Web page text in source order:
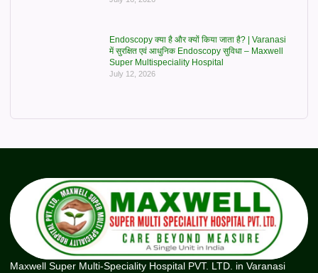
Endoscopy क्या है और क्यों किया जाता है? | Varanasi
में सुरक्षित एवं आधुनिक Endoscopy सुविधा – Maxwell
Super Multispeciality Hospital
July 12, 2026
Maxwell Super Multi-Speciality Hospital PVT. LTD. in Varanasi